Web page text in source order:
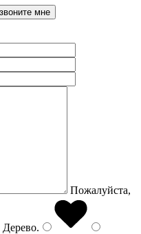
Пожалуйста,
Дерево.